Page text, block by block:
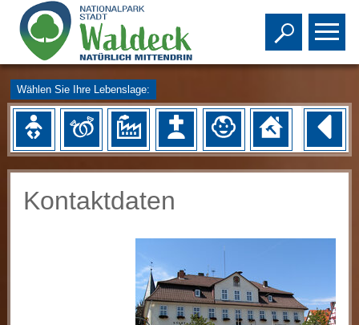
Toggle
Wählen Sie Ihre Lebenslage:
Kontaktdaten